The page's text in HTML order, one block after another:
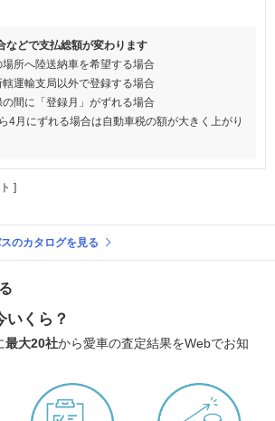
などで支払総額が変わります
所へ陸送納車を希望する場合
運輸支局以外で登録する場合
間に「登録月」がずれる場合
4月にずれる場合は自動車税の額が大きく上がり
]
のカタログを見る
いくら？
最大20社から愛車の査定結果をWebでお知